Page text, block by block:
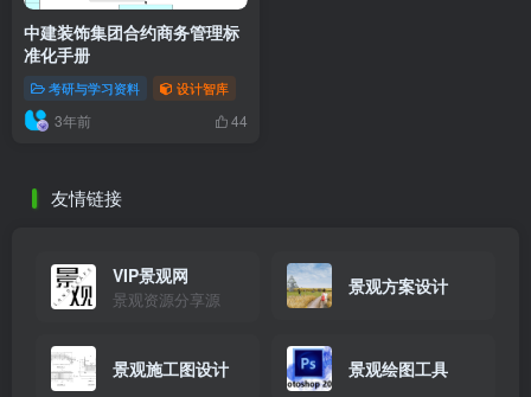
中建装饰集团合约商务管理标
准化手册
考研与学习资料 设计智库
3年前 44
友情链接
VIP景观网
景观资源分享源
景观方案设计
景观施工图设计 景观绘图工具